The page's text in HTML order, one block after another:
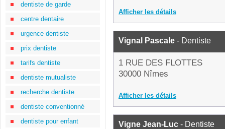
dentiste de garde
centre dentaire
urgence dentiste
prix dentiste
tarifs dentiste
dentiste mutualiste
recherche dentiste
dentiste conventionné
dentiste pour enfant
Afficher les détails
Vignal Pascale - Dentiste
1 RUE DES FLOTTES
30000 Nîmes
Afficher les détails
Vigne Jean-Luc - Dentiste